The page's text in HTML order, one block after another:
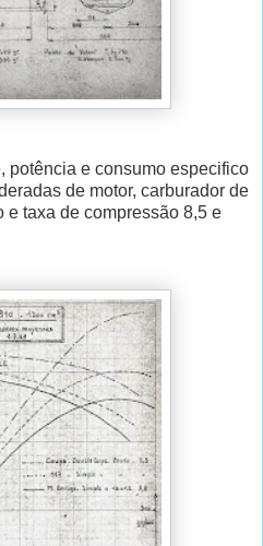
potência e consumo especifico
de motor, carburador de
taxa de compressão 8,5 e